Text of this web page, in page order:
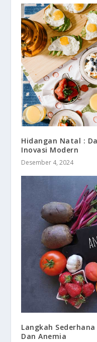
Hidangan Natal :
Inovasi Modern
Desember 4, 2024
Langkah
Dan Anemia